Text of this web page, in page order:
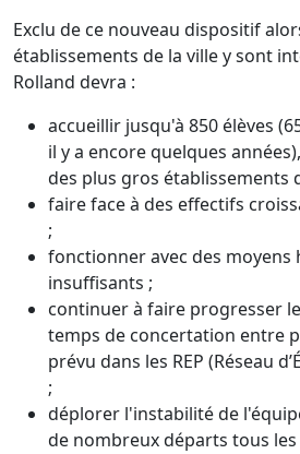
Exclu de ce nouveau dispositif
établissements de la ville y sont
Rolland devra :
accueillir jusqu'à 850 élèves
il y a encore quelques
des plus gros établissements
faire face à des effectifs
;
fonctionner avec des moyens
insuffisants ;
continuer à faire progresser
temps de concertation entre
prévu dans les REP (Réseau
;
déplorer l'instabilité de
de nombreux départs tous les